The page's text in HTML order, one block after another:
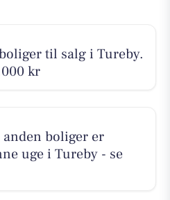
til salg i Tureby.
kr
boliger er
uge i Tureby - se